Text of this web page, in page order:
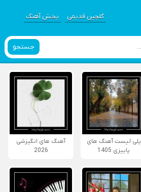
گلچین قدیمی پخش آهنگ
جستجو
پلی لیست آهنگ های
پاییزی 1405
آهنگ های انگیزشی
2026